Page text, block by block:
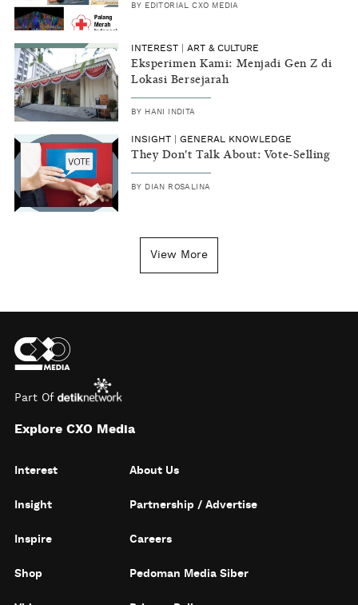
BY EDITORIAL CXO MEDIA
INTEREST ART & CULTURE
Eksperimen Kami: Menjadi Gen Z di
Lokasi Bersejarah
BY HANI INDITA
INSIGHT GENERAL KNOWLEDGE
They Don't Talk About: Vote-Selling
BY DIAN ROSALINA
View More
Part Of
Explore CXO Media
Interest
Insight
Inspire
Shop
About Us
Partnership / Advertise
Careers
Pedoman Media Siber